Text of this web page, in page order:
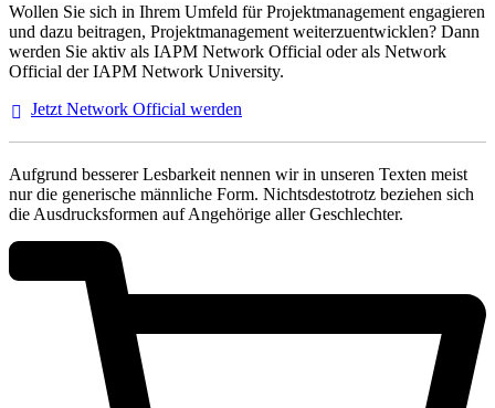
Wollen Sie sich in Ihrem Umfeld für Projektmanagement engagieren
und dazu beitragen, Projektmanagement weiterzuentwicklen? Dann
werden Sie aktiv als IAPM Network Official oder als Network
Official der IAPM Network University.
Jetzt Network Official werden
Aufgrund besserer Lesbarkeit nennen wir in unseren Texten meist
nur die generische männliche Form. Nichtsdestotrotz beziehen sich
die Ausdrucksformen auf Angehörige aller Geschlechter.